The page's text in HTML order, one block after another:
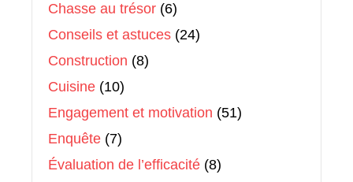
Chasse au trésor (6)
Conseils et astuces (24)
Construction (8)
Cuisine (10)
Engagement et motivation (51)
Enquête (7)
Évaluation de l’efficacité (8)